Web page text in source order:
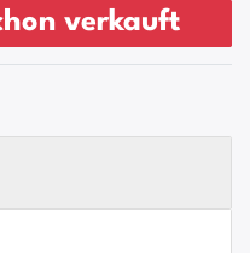
verkauft